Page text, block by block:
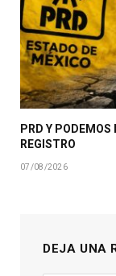
PRD Y PODEMOS
REGISTRO
07/08/2026
DEJA UNA